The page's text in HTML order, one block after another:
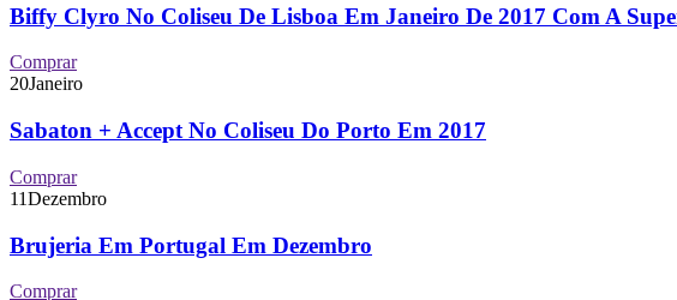
Biffy Clyro No Coliseu De Lisboa Em Janeiro De 2017 Com A
Comprar
20Janeiro
Sabaton + Accept No Coliseu Do Porto Em 2017
Comprar
11Dezembro
Brujeria Em Portugal Em Dezembro
Comprar